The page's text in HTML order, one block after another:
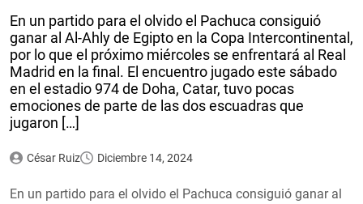
En un partido para el olvido el Pachuca consiguió
ganar al Al-Ahly de Egipto en la Copa Intercontinental,
por lo que el próximo miércoles se enfrentará al Real
Madrid en la final. El encuentro jugado este sábado
en el estadio 974 de Doha, Catar, tuvo pocas
emociones de parte de las dos escuadras que
jugaron […]
César Ruiz Diciembre 14, 2024
En un partido para el olvido el Pachuca consiguió ganar al